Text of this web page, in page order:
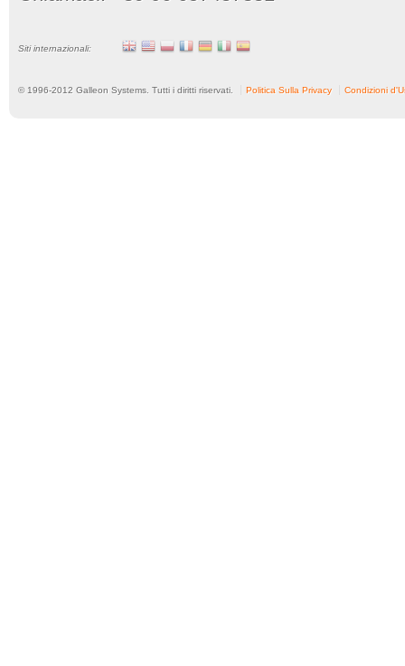
Siti internazionali:
© 1996-2012 Galleon Systems. Tutti i diritti riservati. Politica Sulla Privacy Condizioni